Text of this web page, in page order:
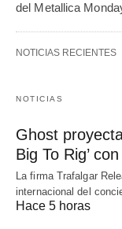
del Metallica
NOTICIAS RECIENTES
NOTICIAS
Ghost
Big To Rig’
La firma Trafalgar
internacional del
Hace 5 horas